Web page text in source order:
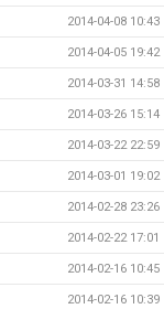
2014-04-08 10:43
2014-04-05 19:42
2014-03-31 14:58
2014-03-26 15:14
2014-03-22 22:59
2014-03-01 19:02
2014-02-28 23:26
2014-02-22 17:01
2014-02-16 10:45
2014-02-16 10:39